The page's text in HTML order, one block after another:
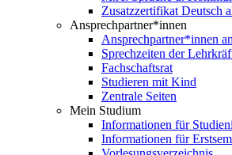
Zusatzzertifikat Deutsch
Ansprechpartner*innen
Ansprechpartner*innen
Sprechzeiten der
Fachschaftsrat
Studieren mit Kind
Zentrale Seiten
Mein Studium
Informationen für
Informationen für